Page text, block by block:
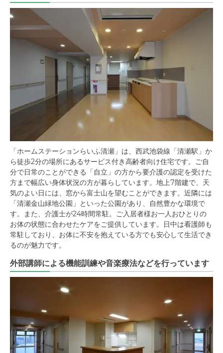
「ホームステーションらいふ清瀬」は、西武池袋線「清瀬駅」か
ら徒歩2分の場所にあるサービス付き高齢者向け住宅です。ご自
分で日常のことができる「自立」の方から要介護の認定を受けた
方まで幅広い身体状況の方が暮らしています。地上7階建で、天
気のよい日には、窓から富士山を望むことができます。近隣には
「清瀬金山緑地公園」といった公園があり、自然豊かな環境で
す。また、介護士が24時間常駐。ご入居者様お一人おひとりの
お体の状態に合わせたケアをご提供しています。日中は看護師も
常駐しており、お体に不安を抱えている方でも安心して生活でき
るのが魅力です。
外部講師による機能訓練や音楽療法などを行っています